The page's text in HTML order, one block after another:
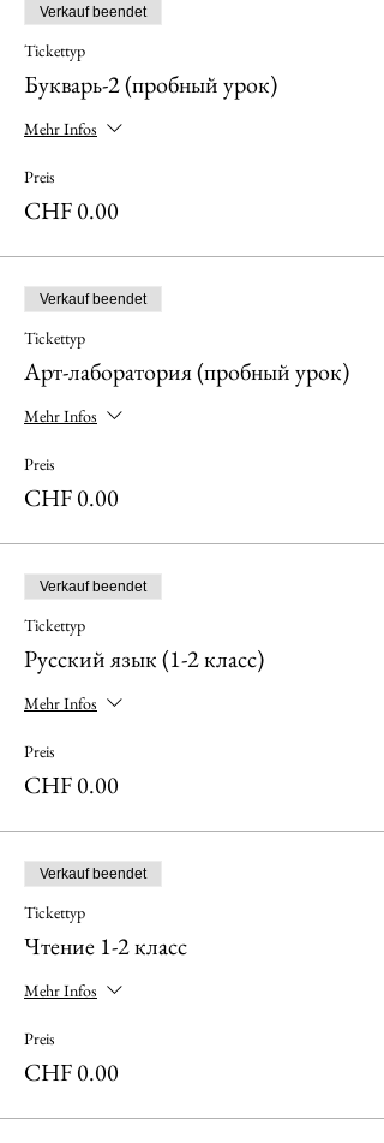
Verkauf beendet
Tickettyp
Букварь-2 (пробный урок)
Mehr Infos
Preis
CHF 0.00
Verkauf beendet
Tickettyp
Арт-лаборатория (пробный урок)
Mehr Infos
Preis
CHF 0.00
Verkauf beendet
Tickettyp
Русский язык (1-2 класс)
Mehr Infos
Preis
CHF 0.00
Verkauf beendet
Tickettyp
Чтение 1-2 класс
Mehr Infos
Preis
CHF 0.00